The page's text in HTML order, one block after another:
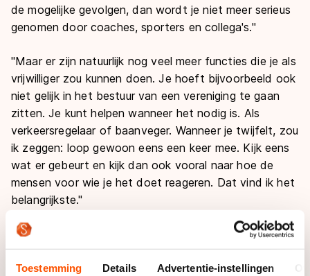
Toestemming Details Advertentie-instellingen
de mogelijke gevolgen, dan wordt je niet meer serieus
genomen door coaches, sporters en collega's."
"Maar er zijn natuurlijk nog veel meer functies die je als
vrijwilliger zou kunnen doen. Je hoeft bijvoorbeeld ook
niet gelijk in het bestuur van een vereniging te gaan
zitten. Je kunt helpen wanneer het nodig is. Als
verkeersregelaar of baanveger. Wanneer je twijfelt, zou
ik zeggen: loop gewoon eens een keer mee. Kijk eens
wat er gebeurt en kijk dan ook vooral naar hoe de
mensen voor wie je het doet reageren. Dat vind ik het
belangrijkste."
Naast de natuurijsvereniging was u dus
s winters nóg
meer tijd kwijt aan vrijwilligerswerk.
Dat klopt. Maar wij hebben wel een ijsclub die het